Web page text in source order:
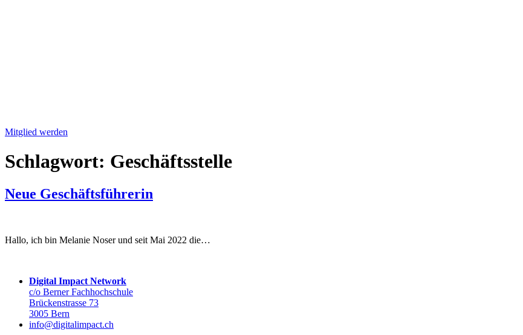
Mitglied werden
Schlagwort: Geschäftsstelle
Neue Geschäftsführerin
Hallo, ich bin Melanie Noser und seit Mai 2022 die…
Digital Impact Network
c/o Berner Fachhochschule
Brückenstrasse 73
3005 Bern
info@digitalimpact.ch